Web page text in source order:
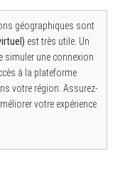
géographiques sont
est très utile. Un
simuler une connexion
à la plateforme
votre région. Assurez-
votre expérience